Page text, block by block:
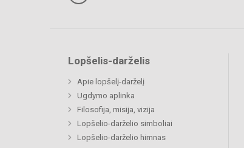
Lopšelis-darželis
Apie lopšelį-darželį
Ugdymo aplinka
Filosofija, misija, vizija
Lopšelio-darželio simboliai
Lopšelio-darželio himnas